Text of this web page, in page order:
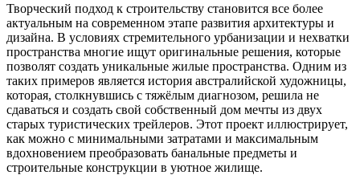
Творческий подход к строительству становится все более
актуальным на современном этапе развития архитектуры и
дизайна. В условиях стремительного урбанизации и нехватки
пространства многие ищут оригинальные решения, которые
позволят создать уникальные жилые пространства. Одним из
таких примеров является история австралийской художницы,
которая, столкнувшись с тяжёлым диагнозом, решила не
сдаваться и создать свой собственный дом мечты из двух
старых туристических трейлеров. Этот проект иллюстрирует,
как можно с минимальными затратами и максимальным
вдохновением преобразовать банальные предметы и
строительные конструкции в уютное жилище.